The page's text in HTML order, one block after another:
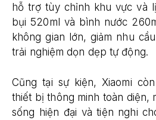
hỗ trợ tùy chỉnh khu vực và
bụi 520ml và bình nước
không gian lớn, giảm nhu
trải nghiệm dọn dẹp tự động.
Cũng tại sự kiện, Xiaomi
thiết bị thông minh toàn diện,
sống hiện đại và tiện nghi